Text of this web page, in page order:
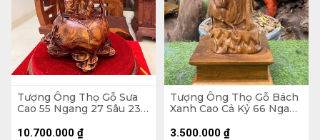
Tượng Ông Thọ Gỗ Sưa
Cao 55 Ngang 27 Sâu 23
10.700.000 ₫
Tượng Ông Thọ Gỗ Bách
Xanh Cao Cả Kỷ 66 Ngang
(cm)
3.500.000 ₫